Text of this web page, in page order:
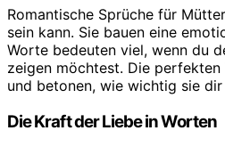
Romantische Sprüche für
sein kann. Sie bauen eine
Worte bedeuten viel, wenn du
zeigen möchtest. Die
und betonen, wie wichtig sie dir
Die Kraft der Liebe in Worten